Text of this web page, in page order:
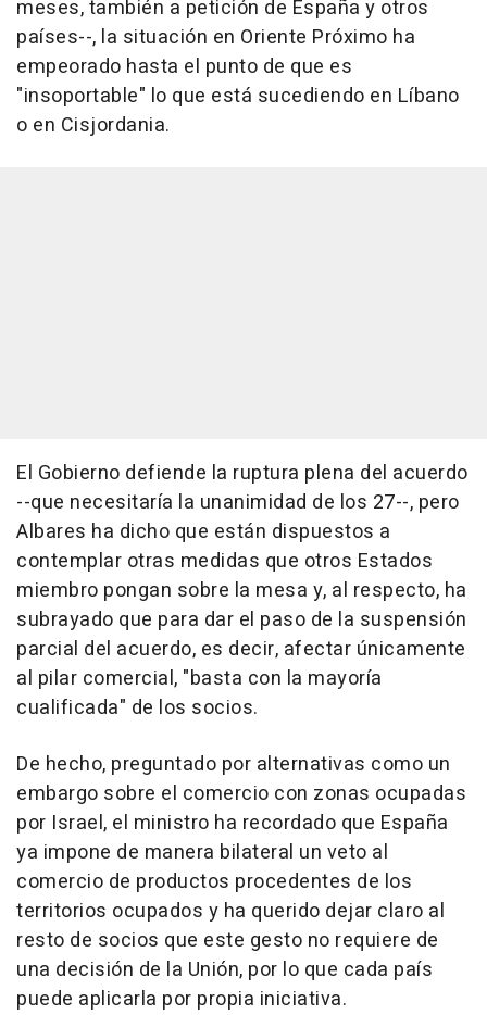
meses, también a petición de España y otros
países--, la situación en Oriente Próximo ha
empeorado hasta el punto de que es
"insoportable" lo que está sucediendo en Líbano
o en Cisjordania.
El Gobierno defiende la ruptura plena del acuerdo
--que necesitaría la unanimidad de los 27--, pero
Albares ha dicho que están dispuestos a
contemplar otras medidas que otros Estados
miembro pongan sobre la mesa y, al respecto, ha
subrayado que para dar el paso de la suspensión
parcial del acuerdo, es decir, afectar únicamente
al pilar comercial, "basta con la mayoría
cualificada" de los socios.
De hecho, preguntado por alternativas como un
embargo sobre el comercio con zonas ocupadas
por Israel, el ministro ha recordado que España
ya impone de manera bilateral un veto al
comercio de productos procedentes de los
territorios ocupados y ha querido dejar claro al
resto de socios que este gesto no requiere de
una decisión de la Unión, por lo que cada país
puede aplicarla por propia iniciativa.